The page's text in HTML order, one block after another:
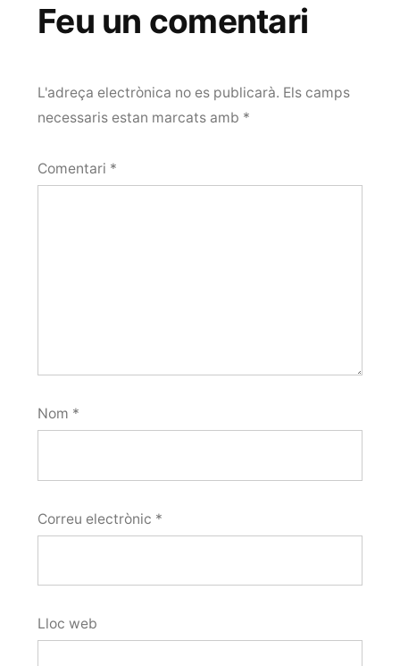
Feu un comentari
L'adreça electrònica no es publicarà. Els camps
necessaris estan marcats amb *
Comentari *
Nom *
Correu electrònic *
Lloc web